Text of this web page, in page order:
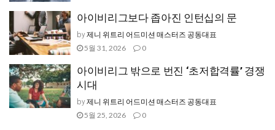
아이비리그보다 좁아진 인턴십의 문
by제니 위트리 어드미션 매스터즈 공동대표
5월 31, 2026
0
아이비리그 밖으로 번진 ‘초저합격률’ 경쟁
시대
by제니 위트리 어드미션 매스터즈 공동대표
5월 25, 2026
0